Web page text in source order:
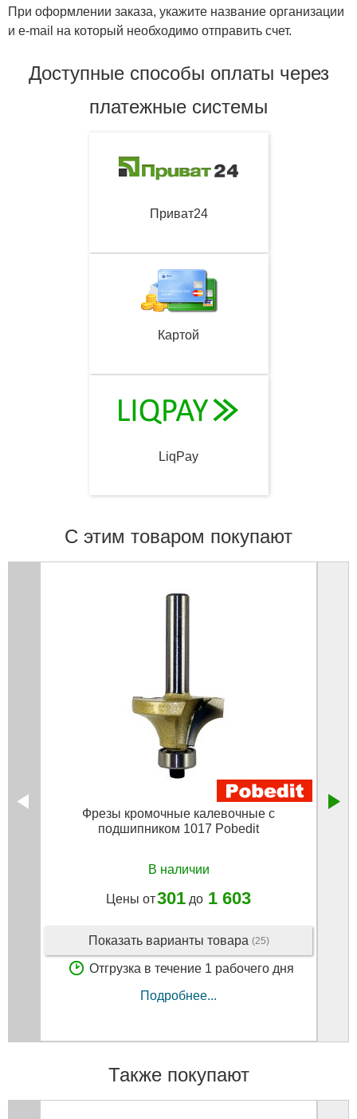
При оформлении заказа, укажите название организации
и e-mail на который необходимо отправить счет.
Доступные способы оплаты через
платежные системы
Приват24
Картой
LiqPay
С этим товаром покупают
Фрезы кромочные калевочные с
подшипником 1017 Pobedit
В наличии
Цены от301 до 1 603
Показать варианты товара (25)
Отгрузка в течение 1 рабочего дня
Подробнее...
Также покупают